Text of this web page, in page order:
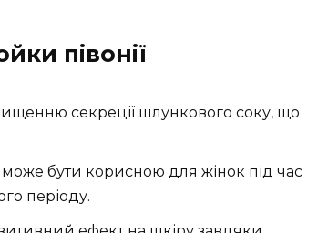
півонії
секреції шлункового соку, що
може бути корисною для жінок під час
періоду.